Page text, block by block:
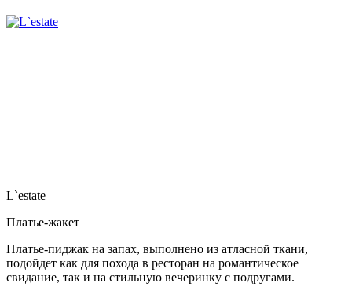
L`estate
Платье-жакет
Платье-пиджак на запах, выполнено из атласной ткани,
подойдет как для похода в ресторан на романтическое
свидание, так и на стильную вечеринку с подругами.